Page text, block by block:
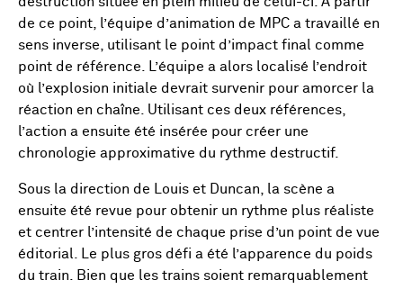
de ce point, l’équipe d’animation de MPC a travaillé en
sens inverse, utilisant le point d’impact final comme
point de référence. L’équipe a alors localisé l’endroit
où l’explosion initiale devrait survenir pour amorcer la
réaction en chaîne. Utilisant ces deux références,
l’action a ensuite été insérée pour créer une
chronologie approximative du rythme destructif.
Sous la direction de Louis et Duncan, la scène a
ensuite été revue pour obtenir un rythme plus réaliste
et centrer l’intensité de chaque prise d’un point de vue
éditorial. Le plus gros défi a été l’apparence du poids
du train. Bien que les trains soient remarquablement